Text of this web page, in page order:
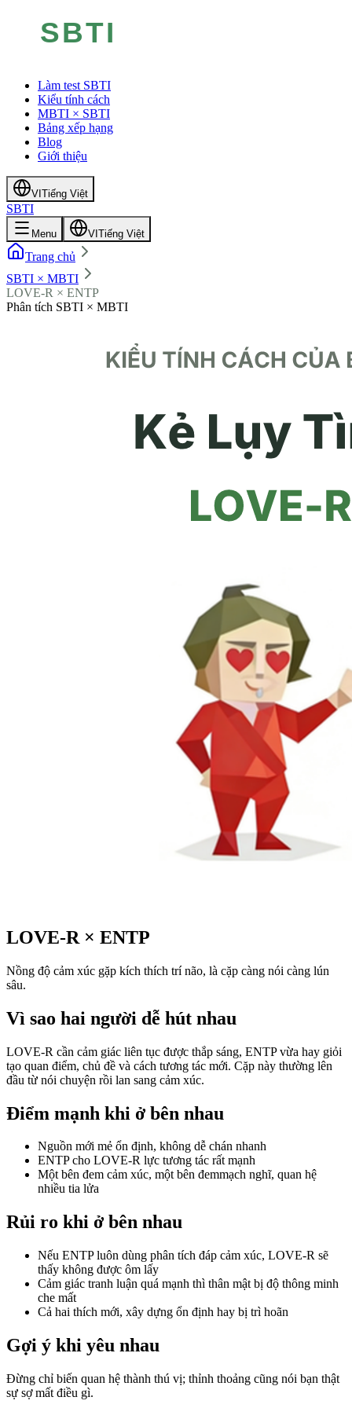
Làm test SBTI
Kiểu tính cách
MBTI × SBTI
Bảng xếp hạng
Blog
Giới thiệu
VI Tiếng Việt
SBTI
Menu VI Tiếng Việt
Trang chủ
SBTI × MBTI
LOVE-R × ENTP
Phân tích SBTI × MBTI
LOVE-R × ENTP
Nồng độ cảm xúc gặp kích thích trí não, là cặp càng nói càng lún
sâu.
Vì sao hai người dễ hút nhau
LOVE-R cần cảm giác liên tục được thắp sáng, ENTP vừa hay giỏi
tạo quan điểm, chủ đề và cách tương tác mới. Cặp này thường lên
đầu từ nói chuyện rồi lan sang cảm xúc.
Điểm mạnh khi ở bên nhau
Nguồn mới mẻ ổn định, không dễ chán nhanh
ENTP cho LOVE-R lực tương tác rất mạnh
Một bên đem cảm xúc, một bên đemmạch nghĩ, quan hệ
nhiều tia lửa
Rủi ro khi ở bên nhau
Nếu ENTP luôn dùng phân tích đáp cảm xúc, LOVE-R sẽ
thấy không được ôm lấy
Cảm giác tranh luận quá mạnh thì thân mật bị độ thông minh
che mất
Cả hai thích mới, xây dựng ổn định hay bị trì hoãn
Gợi ý khi yêu nhau
Đừng chỉ biến quan hệ thành thú vị; thỉnh thoảng cũng nói bạn thật
sự sợ mất điều gì.